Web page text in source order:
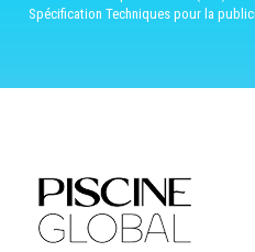
Spécification Techniques pour la